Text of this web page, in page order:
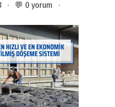
· 💬 0 yorum ·